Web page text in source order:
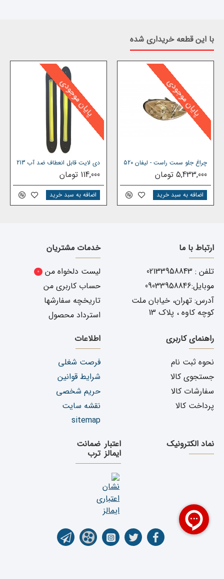
با این قطعه خریداری شده
پایان موجودی
چراغ جلو سمت راست - لیفان 520
5,433,000 تومان
اضافه به سبد خرید
پایان موجودی
دی لایت قابل انعطاف ضد آب 213
114,000 تومان
اضافه به سبد خرید
ارتباط با ما
تلفن : 02133958843
موبایل:09033958846
آدرس: تهران، خیابان ملت
کوچه کاوه ، پلاک 13
خدمات مشتریان
لیست دلخواه من
0
حساب کاربری من
تاریخچه سفارشها
استرداد محصول
راهنمای کاربری
نحوه ثبت نام
جستجوی کالا
سفارشات کالا
پرداخت کالا
اطلاعات
فرصت شغلی
شرایط قوانین
حریم شخصی
نقشه سایت
sitemap
نماد الکترونیک
اعتبار
ایمالز
ضمانت
ترب